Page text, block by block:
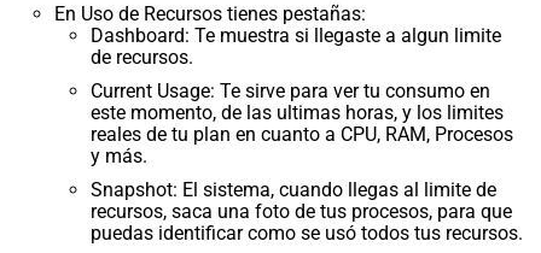
En Uso de Recursos tienes pestañas:
Dashboard: Te muestra si llegaste a algun limite
de recursos.
Current Usage: Te sirve para ver tu consumo en
este momento, de las ultimas horas, y los limites
reales de tu plan en cuanto a CPU, RAM, Procesos
y más.
Snapshot: El sistema, cuando llegas al limite de
recursos, saca una foto de tus procesos, para que
puedas identificar como se usó todos tus recursos.